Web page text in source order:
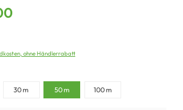
ohne Händlerrabatt
30 m 50 m 100 m